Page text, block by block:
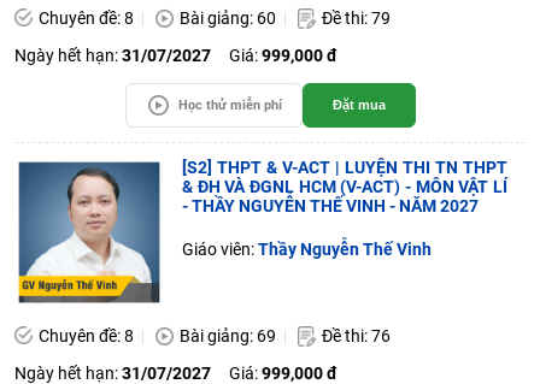
Chuyên đề: 8 Bài giảng: 60
Đề thi: 79
Ngày hết hạn:31/07/2027 Giá:999,000 đ
Học thử miễn phí Đặt mua
[S2] THPT & V-ACT | LUYỆN THI TN THPT
& ĐH VÀ ĐGNL HCM (V-ACT) - MÔN VẬT LÍ
- THẦY NGUYỄN THẾ VINH - NĂM 2027
Giáo viên:Thầy Nguyễn Thế Vinh
Chuyên đề: 8 Bài giảng: 69
Đề thi: 76
Ngày hết hạn:31/07/2027 Giá:999,000 đ